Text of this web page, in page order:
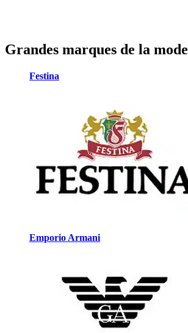
Grandes marques de la mode
Festina
Emporio Armani